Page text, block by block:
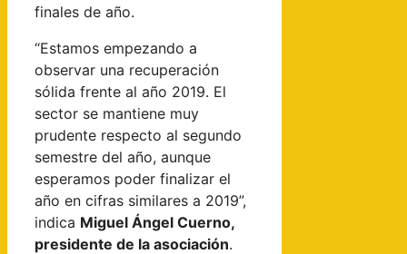
finales de año.
“Estamos empezando a
observar una recuperación
sólida frente al año 2019. El
sector se mantiene muy
prudente respecto al segundo
semestre del año, aunque
esperamos poder finalizar el
año en cifras similares a 2019”,
indica Miguel Ángel Cuerno,
presidente de la asociación.